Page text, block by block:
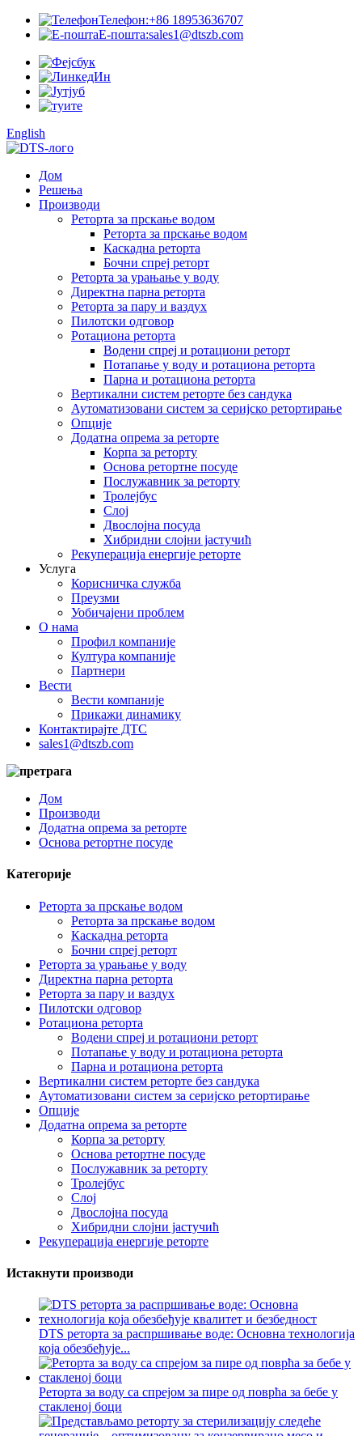
Телефон:+86 18953636707
Е-пошта:sales1@dtszb.com
English
Дом
Решења
Производи
Реторта за прскање водом
Реторта за прскање водом
Каскадна реторта
Бочни спреј реторт
Реторта за урањање у воду
Директна парна реторта
Реторта за пару и ваздух
Пилотски одговор
Ротациона реторта
Водени спреј и ротациони реторт
Потапање у воду и ротациона реторта
Парна и ротациона реторта
Вертикални систем реторте без сандука
Аутоматизовани систем за серијско ретортирање
Опције
Додатна опрема за реторте
Корпа за реторту
Основа ретортне посуде
Послужавник за реторту
Тролејбус
Слој
Двослојна посуда
Хибридни слојни јастучић
Рекуперација енергије реторте
Услуга
Корисничка служба
Преузми
Уобичајени проблем
О нама
Профил компаније
Култура компаније
Партнери
Вести
Вести компаније
Прикажи динамику
Контактирајте ДТС
sales1@dtszb.com
Дом
Производи
Додатна опрема за реторте
Основа ретортне посуде
Категорије
Реторта за прскање водом
Реторта за прскање водом
Каскадна реторта
Бочни спреј реторт
Реторта за урањање у воду
Директна парна реторта
Реторта за пару и ваздух
Пилотски одговор
Ротациона реторта
Водени спреј и ротациони реторт
Потапање у воду и ротациона реторта
Парна и ротациона реторта
Вертикални систем реторте без сандука
Аутоматизовани систем за серијско ретортирање
Опције
Додатна опрема за реторте
Корпа за реторту
Основа ретортне посуде
Послужавник за реторту
Тролејбус
Слој
Двослојна посуда
Хибридни слојни јастучић
Рекуперација енергије реторте
Истакнути производи
DTS реторта за распршивање воде: Основна технологија
која обезбеђује...
Реторта за воду са спрејом за пире од поврћа за бебе у
стакленој боци